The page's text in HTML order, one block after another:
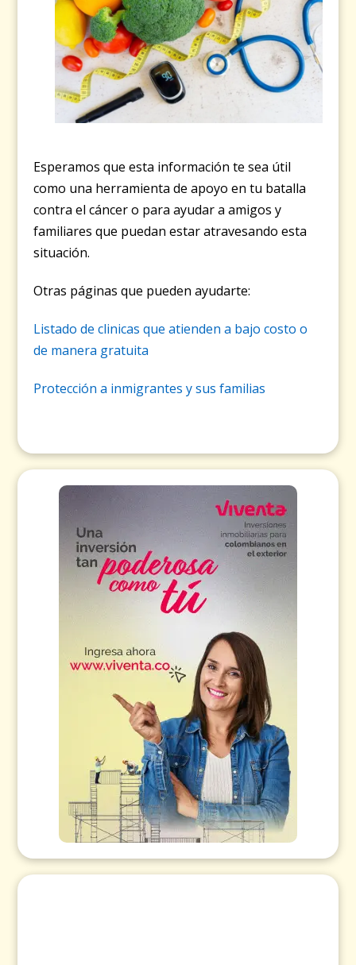
Esperamos que esta información te sea útil
como una herramienta de apoyo en tu batalla
contra el cáncer o para ayudar a amigos y
familiares que puedan estar atravesando esta
situación.
Otras páginas que pueden ayudarte:
Listado de clinicas que atienden a bajo costo o
de manera gratuita
Protección a inmigrantes y sus familias